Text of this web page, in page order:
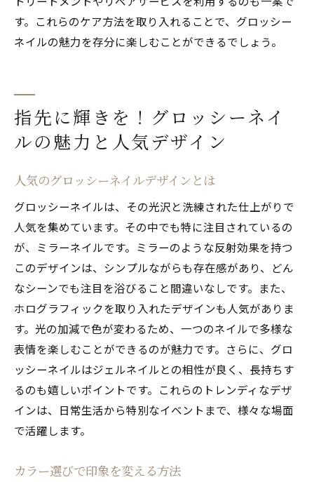
す。これらのケア方法を取り入れることで、グロッシー
ネイルの魅力を存分に楽しむことができるでしょう。
指先に輝きを！グロッシーネイ
ルの魅力と人気デザイン
人気のグロッシーネイルデザインとは
グロッシーネイルは、その光沢と洗練された仕上がりで
人気を集めています。その中でも特に注目されているの
が、ミラーネイルです。ミラーのような反射効果を持つ
このデザインは、シンプルながらも存在感があり、どん
なシーンでも注目を浴びること間違いなしです。また、
ホログラフィックを取り入れたデザインも人気がありま
す。光の加減で色が変わるため、一つのネイルで多様な
表情を楽しむことができるのが魅力です。さらに、グロ
ッシーネイルはジェルネイルとの相性が良く、長持ちす
るのも嬉しいポイントです。これらのトレンディなデザ
インは、日常生活から特別なイベントまで、様々な場面
で活躍します。
カラー選びで印象を変える方法